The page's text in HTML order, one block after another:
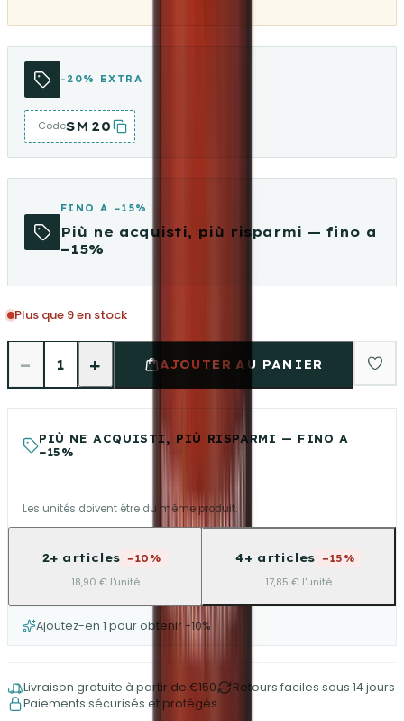
-20% EXTRA
CodeSM20
FINO A −15%
Più ne acquisti, più risparmi — fino a
−15%
Plus que 9 en stock
− 1 + AJOUTER AU PANIER
PIÙ NE ACQUISTI, PIÙ RISPARMI — FINO A
−15%
Les unités doivent être du même produit.
2+ articles −10%
18,90 € l'unité
4+ articles −15%
17,85 € l'unité
Ajoutez-en 1 pour obtenir −10%
Livraison gratuite à partir de €150
Retours faciles sous 14 jours
Paiements sécurisés et protégés